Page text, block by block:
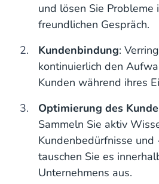
4. Zufriedenheit und hohe
Indikatoren für Loyalität
5. Kunden zu erfreuen" wird
Loyalitätsgewinne einbringen
eindeutigste Weg, um die
erhöhen.
Wie trägt Ihre
Kundenbindung bei?
und lösen Sie Probleme
freundlichen Gespräch.
Kundenbindung:
kontinuierlich den
Kunden während ihres
Optimierung des
Sammeln Sie aktiv
Kundenbedürfnisse
tauschen Sie es
Unternehmens aus.